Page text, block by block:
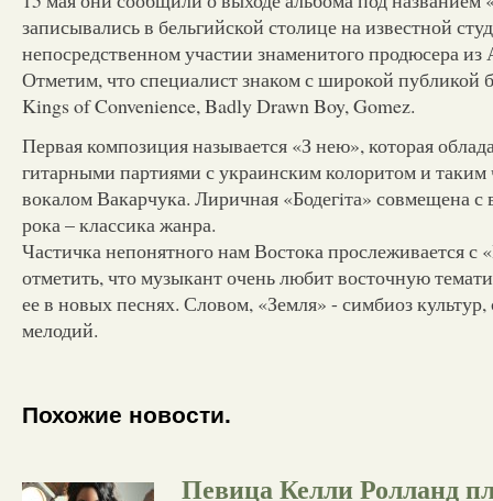
записывались в бельгийской столице на известной
непосредственном участии знаменитого продюсера
Отметим, что специалист знаком с широкой публикой
Kings of Convenience, Badly Drawn Boy, Gomez.
Первая композиция называется «З нею», которая
гитарными партиями с украинским колоритом и
вокалом Вакарчука. Лиричная «Бодегiта» совмещена с
рока – классика жанра.
Частичка непонятного нам Востока прослеживается с
отметить, что музыкант очень любит восточную
ее в новых песнях. Словом, «Земля» - симбиоз
мелодий.
Похожие новости.
Певица Келли Ролланд